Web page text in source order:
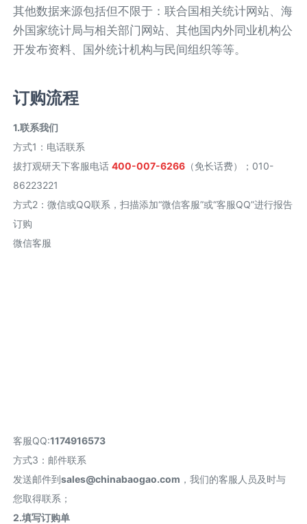
其他数据来源包括但不限于：联合国相关统计网站、海
外国家统计局与相关部门网站、其他国内外同业机构公
开发布资料、国外统计机构与民间组织等等。
订购流程
1.联系我们
方式1 ： 电话联系
拔打观研天下客服电话400-007-6266 （免长话费）；010-
86223221
方式2 ：微信或QQ联系，扫描添加“微信客服”或“客服QQ”进行报告
订购
微信客服
客服QQ:1174916573
方式3：邮件联系
发送邮件到sales@chinabaogao.com ，我们的客服人员及时与
您取得联系；
2.填写订购单